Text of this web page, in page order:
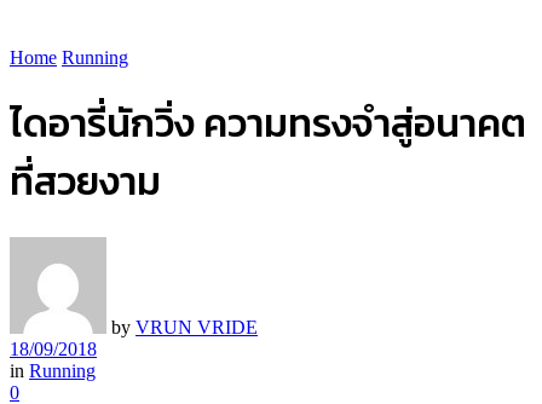
Home Running
ไดอารี่นักวิ่ง ความทรงจำสู่อนาคต
ที่สวยงาม
by VRUN VRIDE
18/09/2018
in Running
0